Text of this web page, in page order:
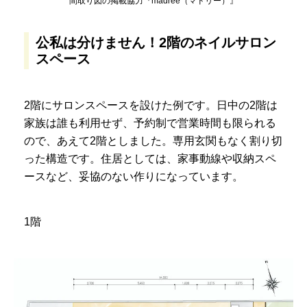
公私は分けません！2階のネイルサロン
スペース
2階にサロンスペースを設けた例です。日中の2階は
家族は誰も利用せず、予約制で営業時間も限られる
ので、あえて2階としました。専用玄関もなく割り切
った構造です。住居としては、家事動線や収納スペ
ースなど、妥協のない作りになっています。
1階